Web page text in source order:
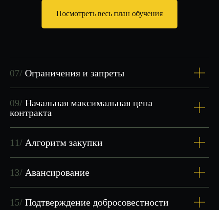
Посмотреть весь план обучения
07/ Ограничения и запреты
09/ Начальная максимальная цена
контракта
11/ Алгоритм закупки
13/ Авансирование
15/ Подтверждение добросовестности
5,0